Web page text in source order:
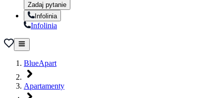
Zadaj pytanie
Infolinia
Infolinia
BlueApart
Apartamenty